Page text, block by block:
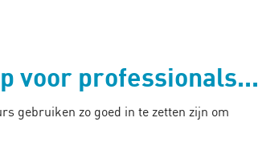
voor professionals...
gebruiken zo goed in te zetten zijn om